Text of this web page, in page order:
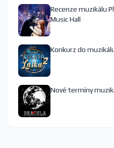
Recenze muzikálu
Music Hall
Konkurz do
Nové termíny